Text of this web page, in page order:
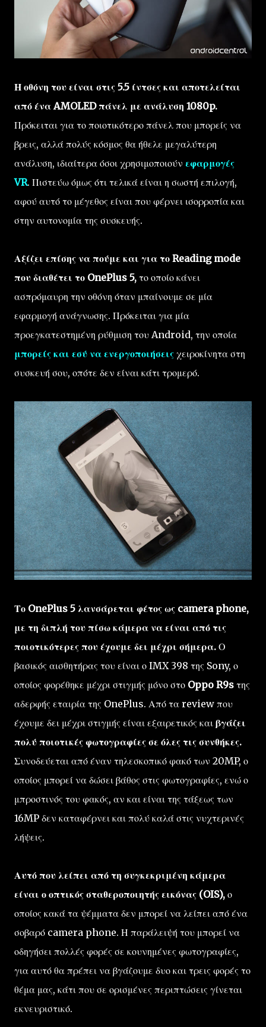
Η οθόνη του είναι στις 5.5 ίντσες και αποτελείται
από ένα AMOLED πάνελ με ανάλυση 1080p.
Πρόκειται για το ποιοτικότερο πάνελ που μπορείς να
βρεις, αλλά πολύς κόσμος θα ήθελε μεγαλύτερη
ανάλυση, ιδιαίτερα όσοι χρησιμοποιούν εφαρμογές
VR. Πιστεύω όμως ότι τελικά είναι η σωστή επιλογή,
αφού αυτό το μέγεθος είναι που φέρνει ισορροπία και
στην αυτονομία της συσκευής.
Αξίζει επίσης να πούμε και για το Reading mode
που διαθέτει το OnePlus 5, το οποίο κάνει
ασπρόμαυρη την οθόνη όταν μπαίνουμε σε μία
εφαρμογή ανάγνωσης. Πρόκειται για μία
προεγκατεστημένη ρύθμιση του Android, την οποία
μπορείς και εσύ να ενεργοποιήσεις χειροκίνητα στη
συσκευή σου, οπότε δεν είναι κάτι τρομερό.
Το OnePlus 5 λανσάρεται φέτος ως camera phone,
με τη διπλή του πίσω κάμερα να είναι από τις
ποιοτικότερες που έχουμε δει μέχρι σήμερα. Ο
βασικός αισθητήρας του είναι ο IMX 398 της Sony, ο
οποίος φορέθηκε μέχρι στιγμής μόνο στο Oppo R9s της
αδερφής εταιρία της OnePlus. Από τα review που
έχουμε δει μέχρι στιγμής είναι εξαιρετικός και βγάζει
πολύ ποιοτικές φωτογραφίες σε όλες τις συνθήκες.
Συνοδεύεται από έναν τηλεσκοπικό φακό των 20MP, ο
οποίος μπορεί να δώσει βάθος στις φωτογραφίες, ενώ ο
μπροστινός του φακός, αν και είναι της τάξεως των
16MP δεν καταφέρνει και πολύ καλά στις νυχτερινές
λήψεις.
Αυτό που λείπει από τη συγκεκριμένη κάμερα
είναι ο οπτικός σταθεροποιητής εικόνας (OIS), ο
οποίος κακά τα ψέμματα δεν μπορεί να λείπει από ένα
σοβαρό camera phone. Η παράλειψή του μπορεί να
οδηγήσει πολλές φορές σε κουνημένες φωτογραφίες,
για αυτό θα πρέπει να βγάζουμε δυο και τρεις φορές το
θέμα μας, κάτι που σε ορισμένες περιπτώσεις γίνεται
εκνευριστικό.